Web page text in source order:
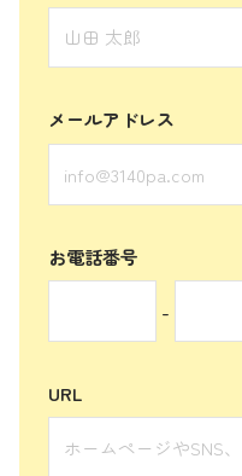
メールアドレス
お電話番号
-
URL